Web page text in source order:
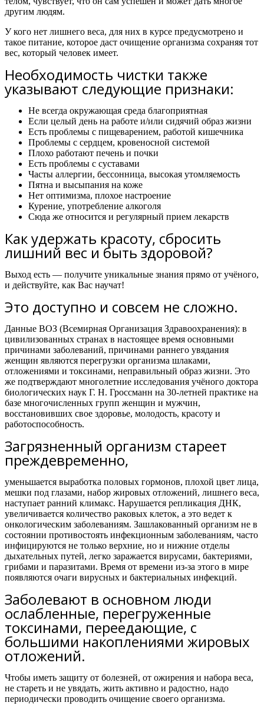
другим людям.
У кого нет лишнего веса, для них в курсе предусмотрено и
такое питание, которое даст очищение организма сохраняя тот
вес, который человек имеет.
Необходимость чистки также
указывают следующие признаки:
Не всегда окружающая среда благоприятная
Если целый день на работе и/или сидячий образ жизни
Есть проблемы с пищеварением, работой кишечника
Проблемы с сердцем, кровеносной системой
Плохо работают печень и почки
Есть проблемы с суставами
Часты аллергии, бессонница, высокая утомляемость
Пятна и высыпания на коже
Нет оптимизма, плохое настроение
Курение, употребление алкоголя
Сюда же относится и регулярный прием лекарств
Как удержать красоту, сбросить
лишний вес и быть здоровой?
Выход есть — получите уникальные знания прямо от учёного,
и действуйте, как Вас научат!
Это доступно и совсем не сложно.
Данные ВОЗ (Всемирная Организация Здравоохранения): в
цивилизованных странах в настоящее время основными
причинами заболеваний, причинами раннего увядания
женщин являются перегрузки организма шлаками,
отложениями и токсинами, неправильный образ жизни. Это
же подтверждают многолетние исследования учёного доктора
биологических наук Г. Н. Гроссманн на 30-летней практике на
базе многочисленных групп женщин и мужчин,
восстановивших свое здоровье, молодость, красоту и
работоспособность.
Загрязненный организм стареет
преждевременно,
уменьшается выработка половых гормонов, плохой цвет лица,
мешки под глазами, набор жировых отложений, лишнего веса,
наступает ранний климакс. Нарушается репликация ДНК,
увеличивается количество раковых клеток, а это ведет к
онкологическим заболеваниям. Зашлакованный организм не в
состоянии противостоять инфекционным заболеваниям, часто
инфицируются не только верхние, но и нижние отделы
дыхательных путей, легко заражается вирусами, бактериями,
грибами и паразитами. Время от времени из-за этого в мире
появляются очаги вирусных и бактериальных инфекций.
Заболевают в основном люди
ослабленные, перегруженные
токсинами, переедающие, с
большими накоплениями жировых
отложений.
Чтобы иметь защиту от болезней, от ожирения и набора веса,
не стареть и не увядать, жить активно и радостно, надо
периодически проводить очищение своего организма.